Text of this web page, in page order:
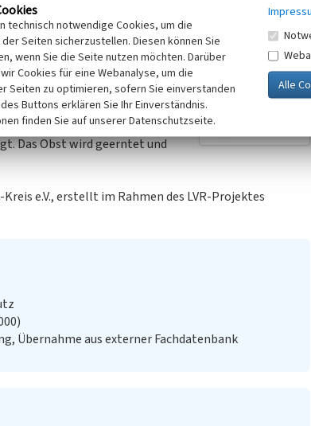
Kooperationspartner
nördlichen Ortsrand von
Apfel-, Pflaumen- und
sehr regelmäßig
antrifft. Die Obstbäume wurden
Das Obst wird geerntet und
e.V., erstellt im Rahmen des LVR-Projektes
Übernahme aus externer Fachdatenbank
technisch notwendige Cookies, um die
Seiten sicherzustellen. Diesen können Sie
wenn Sie die Seite nutzen möchten. Darüber
Cookies für eine Webanalyse, um die
Seiten zu optimieren, sofern Sie einverstanden
Buttons erklären Sie Ihr Einverständnis.
finden Sie auf unserer Datenschutzseite.